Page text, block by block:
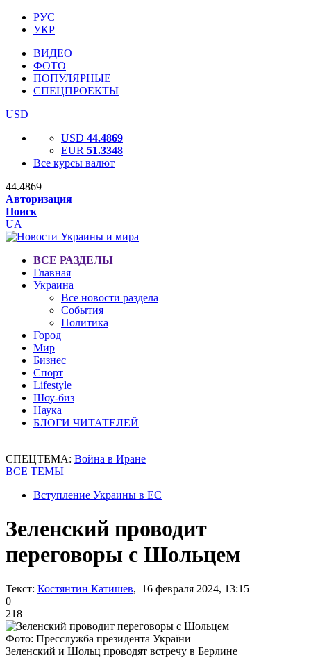
РУС
УКР
ВИДЕО
ФОТО
ПОПУЛЯРНЫЕ
СПЕЦПРОЕКТЫ
USD
USD 44.4869
EUR 51.3348
Все курсы валют
44.4869
Авторизация
Поиск
UA
ВСЕ РАЗДЕЛЫ
Главная
Украина
Все новости раздела
События
Политика
Город
Мир
Бизнес
Спорт
Lifestyle
Шоу-биз
Наука
БЛОГИ ЧИТАТЕЛЕЙ
СПЕЦТЕМА: Война в Иране
ВСЕ ТЕМЫ
Вступление Украины в ЕС
Зеленский проводит
переговоры с Шольцем
Текст: Костянтин Катишев, 16 февраля 2024, 13:15
0
218
Фото: Пресслужба президента України
Зеленский и Шольц проводят встречу в Берлине